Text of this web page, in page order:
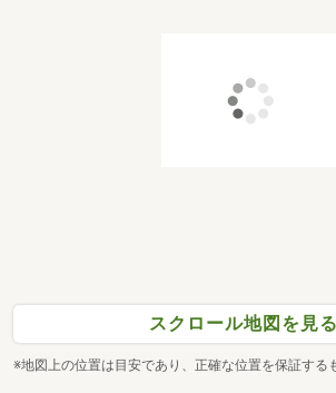
スクロール地図を見る
※地図上の位置は目安であり、正確な位置を保証する